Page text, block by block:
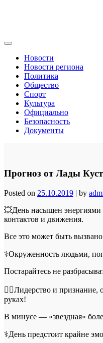
Новости
Новости региона
Политика
Общество
Спорт
Культура
Официально
Безопасность
Документы
Прогноз от Лады
Posted on 25.10.2019 | by
💥День насыщен энергиями
контактов и движения.
Все это может быть
⚕Окруженность людьми,
Постарайтесь не
👉🏻Лидерство и
руках!
В минусе — «звездная»
⚕День предстоит крайне